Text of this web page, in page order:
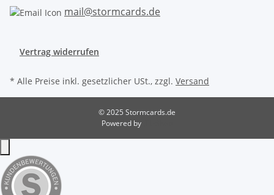
mail@stormcards.de
Vertrag widerrufen
* Alle Preise inkl. gesetzlicher USt., zzgl. Versand
© 2025 Stormcards.de
Powered by